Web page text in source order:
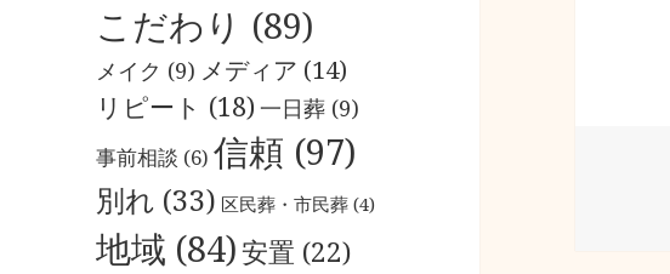
こだわり (89)
メイク (9) メディア (14)
リピート (18) 一日葬 (9)
事前相談 (6) 信頼 (97)
別れ (33) 区民葬・市民葬 (4)
地域 (84)安置 (22)